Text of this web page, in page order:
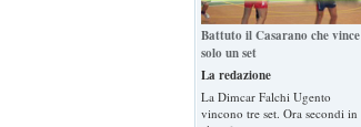
Battuto il Casarano che vince
solo un set
La redazione
La Dimcar Falchi Ugento
vincono tre set. Ora secondi in